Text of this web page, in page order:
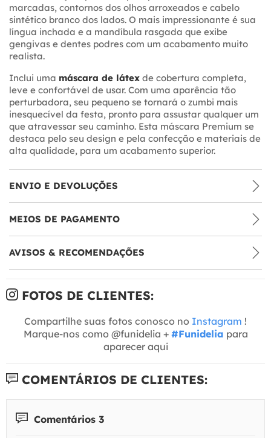
marcadas, contornos dos olhos arroxeados e cabelo
sintético branco dos lados. O mais impressionante é sua
língua inchada e a mandíbula rasgada que exibe
gengivas e dentes podres com um acabamento muito
realista.
Inclui uma máscara de látex de cobertura completa,
leve e confortável de usar. Com uma aparência tão
perturbadora, seu pequeno se tornará o zumbi mais
inesquecível da festa, pronto para assustar qualquer um
que atravessar seu caminho. Esta máscara Premium se
destaca pelo seu design e pela confecção e materiais de
alta qualidade, para um acabamento superior.
ENVIO E DEVOLUÇÕES
MEIOS DE PAGAMENTO
AVISOS & RECOMENDAÇÕES
FOTOS DE CLIENTES:
Compartilhe suas fotos conosco no Instagram !
Marque-nos como @funidelia + #Funidelia para
aparecer aqui
COMENTÁRIOS DE CLIENTES:
Comentários 3